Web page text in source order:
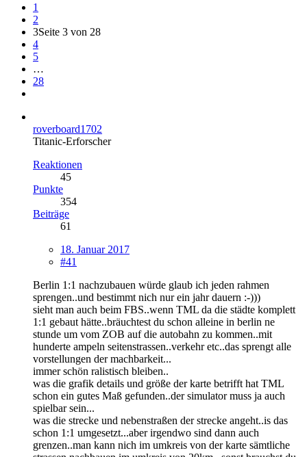
1
2
3Seite 3 von 28
4
5
…
28
roverboard1702
Titanic-Erforscher
Reaktionen
45
Punkte
354
Beiträge
61
18. Januar 2017
#41
Berlin 1:1 nachzubauen würde glaub ich jeden rahmen
sprengen..und bestimmt nich nur ein jahr dauern :-)))
sieht man auch beim FBS..wenn TML da die städte komplett
1:1 gebaut hätte..bräuchtest du schon alleine in berlin ne
stunde um vom ZOB auf die autobahn zu kommen..mit
hunderte ampeln seitenstrassen..verkehr etc..das sprengt alle
vorstellungen der machbarkeit...
immer schön ralistisch bleiben..
was die grafik details und größe der karte betrifft hat TML
schon ein gutes Maß gefunden..der simulator muss ja auch
spielbar sein...
was die strecke und nebenstraßen der strecke angeht..is das
schon 1:1 umgesetzt...aber irgendwo sind dann auch
grenzen..man kann nich im umkreis von der karte sämtliche